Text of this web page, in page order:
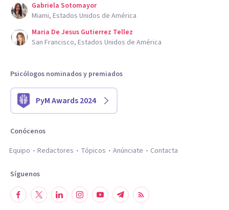
Gabriela Sotomayor
Miami, Estados Unidos de América
Maria De Jesus Gutierrez Tellez
San Francisco, Estados Unidos de América
Psicólogos nominados y premiados
PyM Awards 2024
Conócenos
Equipo
Redactores Tópicos Anúnciate Contacta
Síguenos